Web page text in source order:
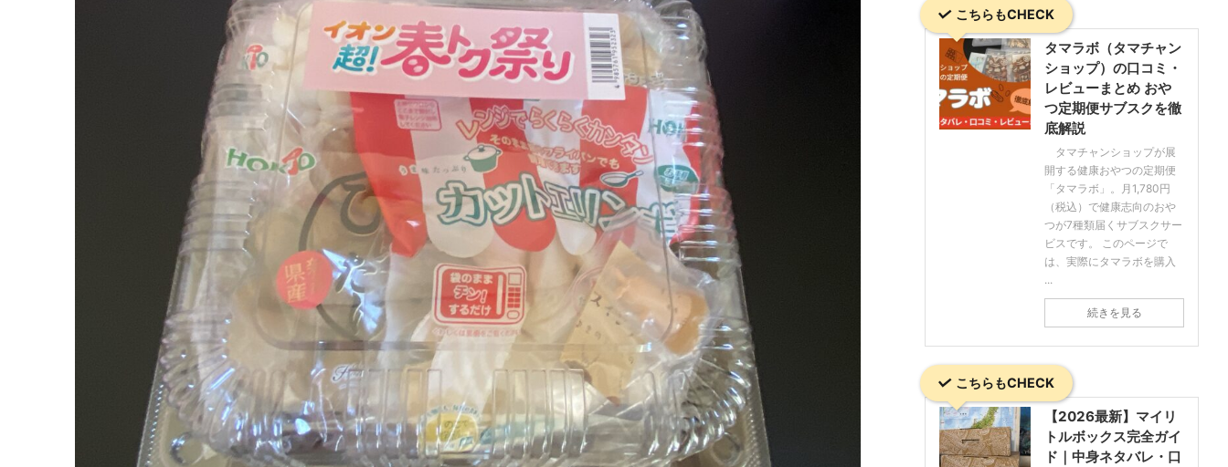
こちらもCHECK
タマラボ（タマチャン
ショップ）の口コミ・
レビューまとめ おや
つ定期便サブスクを徹
底解説
タマチャンショップが展
開する健康おやつの定期便
「タマラボ」。月1,780円
（税込）で健康志向のおや
つが7種類届くサブスクサー
ビスです。 このページで
は、実際にタマラボを購入
...
続きを見る
こちらもCHECK
【2026最新】マイリ
トルボックス完全ガイ
ド｜中身ネタバレ・口